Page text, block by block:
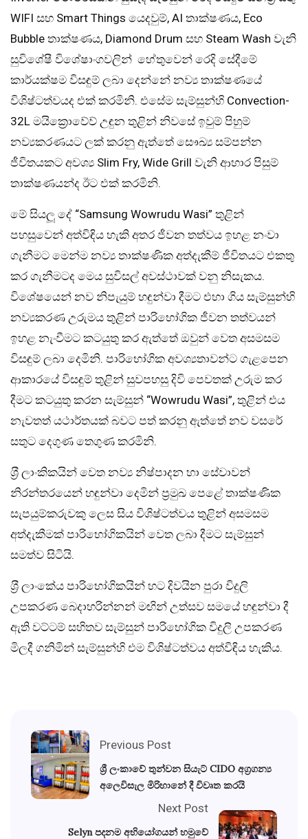
WIFI සහ Smart Things යෙදවුම්, AI තාක්ෂණය, Eco
Bubble තාක්ෂණය, Diamond Drum සහ Steam Wash වැනි
සුවිශේෂී විශේෂාංගවලින් හේතුවෙන් රෙදි සේදීමේ
කාර්යක්ෂම විසඳුම් ලබා දෙන්නේ නව්‍ය තාක්ෂණයේ
විශිෂ්ටත්වයද එක් කරමිනි. එසේම සැම්සුන්හි Convection-
32L මයික්‍රොවේව් උඳුන තුළින් නිවසේ ඉවුම් පිහුම්
නව්‍යකරණයට ලක් කරනු ඇත්තේ සෞඛ්‍ය සම්පන්න
ජීවිතයකට අවශ්‍ය Slim Fry, Wide Grill වැනි ආහාර පිසුම්
තාක්ෂණයන්ද ඊට එක් කරමිනි.
මේ සියලූ දේ “Samsung Wowrudu Wasi” තුළින්
පහසුවෙන් අත්විඳිය හැකි අතර ජීවන තත්වය ඉහළ නංවා
ගැනීමට මෙන්ම නව්‍ය තාක්ෂණික අත්දැකීම් ජීවිතයට එකතු
කර ගැනීමටද මෙය සුවිසල් අවස්ථාවක් වනු නිසැකය.
විශේෂයෙන් නව නිපැයුම් හඳුන්වා දීමට එහා ගිය සැම්සුන්හි
නව්‍යකරණ උරුමය තුළින් පාරිභෝගික ජීවන තත්වයන්
ඉහළ නැංවීමට කටයුතු කර ඇත්තේ ඔවුන් වෙත අසමසම
විසඳුම් ලබා දෙමිනි. පාරිභෝගික අවශ්‍යතාවන්ට ගැළපෙන
ආකාරයේ විසඳුම් තුළින් සුවපහසු දිවි පෙවතක් උරුම කර
දීමට කටයුතු කරන සැම්සුන් “Wowrudu Wasi”, තුළින් එය
නැවතත් යථාර්තයක් බවට පත් කරනු ඇත්තේ නව වසරේ
සතුට දෙගුණ තෙගුණ කරමිනි.
ශ‍්‍රී ලාංකිකයින් වෙත නව්‍ය නිෂ්පාදන හා සේවාවන්
නිරන්තරයෙන් හඳුන්වා දෙමින් ප‍්‍රමුඛ පෙළේ තාක්ෂණික
සැපයුම්කරුවකු ලෙස සිය විශිෂ්ටත්වය තුළින් අසමසම
අත්දැකීමක් පාරිභෝගිකයින් වෙත ලබා දීමට සැම්සුන්
සමත්ව සිටියි.
ශ‍්‍රී ලාංකේය පාරිභෝගිකයින් හට දිවයින පුරා විදුලි
උපකරණ බෙදාහරින්නන් මඟින් උත්සව සමයේ හඳුන්වා දී
ඇති වට්ටම් සහිතව සැම්සුන් පාරිභෝගික විදුලි උපකරණ
මිලදී ගනිමින් සැම්සුන්හි එම විශිෂ්ටත්වය අත්විඳිය හැකිය.
Previous Post
ශ්‍රී ලංකාවේ තුන්වන සියැට් CIDO අග්‍රගන්‍ය
අලෙවිසැල මිරිහානේ දී විවෘත කරයි
Next Post
Selyn පදනම අභියෝගයන් හමුවේ